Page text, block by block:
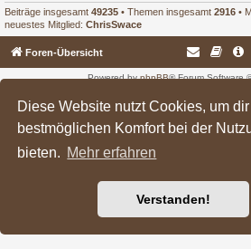
Diese Website nutzt Cookies, um
bestmöglichen Komfort bei der
bieten. Mehr erfahren
Verstanden!
Beiträge insgesamt 49235 • Themen insgesamt 2916 •
neuestes Mitglied: ChrisSwace
Foren-Übersicht
Powered byphpBB® Forum Software